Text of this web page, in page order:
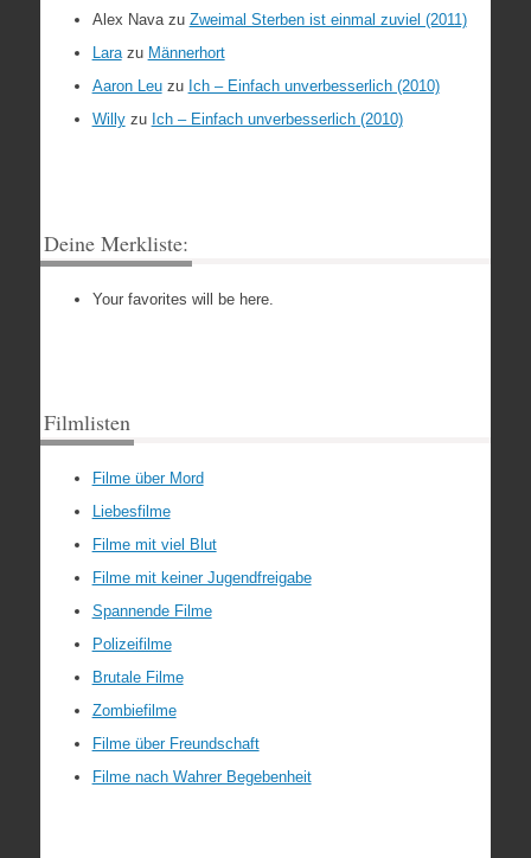
Alex Navazu Zweimal Sterben ist einmal zuviel (2011)
Larazu Männerhort
Aaron Leuzu Ich – Einfach unverbesserlich (2010)
Willyzu Ich – Einfach unverbesserlich (2010)
Deine Merkliste:
Your favorites will be here.
Filmlisten
Filme über Mord
Liebesfilme
Filme mit viel Blut
Filme mit keiner Jugendfreigabe
Spannende Filme
Polizeifilme
Brutale Filme
Zombiefilme
Filme über Freundschaft
Filme nach Wahrer Begebenheit